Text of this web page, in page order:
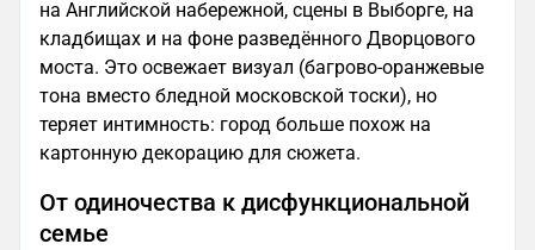
на Английской набережной, сцены в Выборге, на
кладбищах и на фоне разведённого Дворцового
моста. Это освежает визуал (багрово-оранжевые
тона вместо бледной московской тоски), но
теряет интимность: город больше похож на
картонную декорацию для сюжета.
От одиночества к дисфункциональной
семье